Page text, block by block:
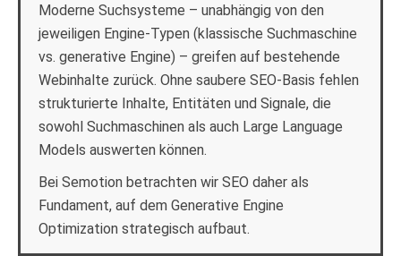
Moderne Suchsysteme – unabhängig von den
jeweiligen Engine-Typen (klassische Suchmaschine
vs. generative Engine) – greifen auf bestehende
Webinhalte zurück. Ohne saubere SEO-Basis fehlen
strukturierte Inhalte, Entitäten und Signale, die
sowohl Suchmaschinen als auch Large Language
Models auswerten können.
Bei Semotion betrachten wir SEO daher als
Fundament, auf dem Generative Engine
Optimization strategisch aufbaut.